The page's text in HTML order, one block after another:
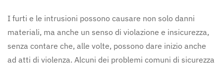
I furti e le intrusioni possono causare non solo danni
materiali, ma anche un senso di violazione e insicurezza,
senza contare che, alle volte, possono dare inizio anche
ad atti di violenza. Alcuni dei problemi comuni di sicurezza